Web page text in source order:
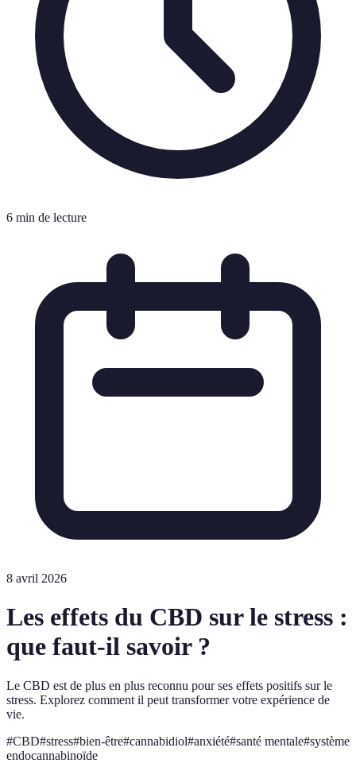
6 min de lecture
8 avril 2026
Les effets du CBD sur le stress :
que faut-il savoir ?
Le CBD est de plus en plus reconnu pour ses effets positifs sur le
stress. Explorez comment il peut transformer votre expérience de
vie.
#CBD#stress#bien-être#cannabidiol#anxiété#santé mentale#système
endocannabinoïde